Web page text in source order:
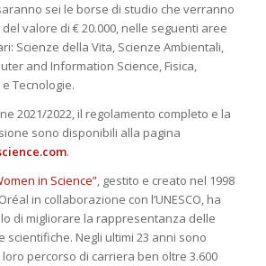
sei le borse di studio che verranno
valore di € 20.000, nelle seguenti aree
Scienze della Vita, Scienze Ambientali,
and Information Science, Fisica,
Tecnologie.
2021/2022, il regolamento completo e la
sono disponibili alla pagina
.
in Science”, gestito e creato nel 1998
in collaborazione con l’UNESCO, ha
di migliorare la rappresentanza delle
scientifiche. Negli ultimi 23 anni sono
percorso di carriera ben oltre 3.600